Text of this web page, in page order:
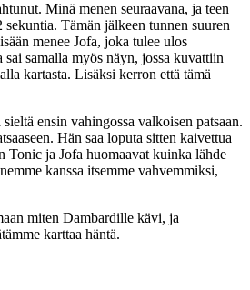
Minä menen seuraavana, ja teen
Tämän jälkeen tunnen suuren
menee Jofa, joka tulee ulos
samalla myös näyn, jossa kuvattiin
kartasta. Lisäksi kerron että tämä
ensin vahingossa valkoisen patsaan.
Hän saa loputa sitten kaivettua
Tonic ja Jofa huomaavat kuinka lähde
kanssa itsemme vahvemmiksi,
miten Dambardille kävi, ja
karttaa häntä.